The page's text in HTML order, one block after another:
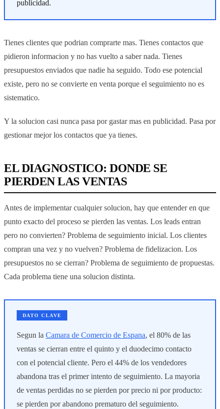
publicidad.
Tienes clientes que podrian comprarte mas. Tienes contactos que
pidieron informacion y no has vuelto a saber nada. Tienes
presupuestos enviados que nadie ha seguido. Todo ese potencial
existe, pero no se convierte en venta porque el seguimiento no es
sistematico.
Y la solucion casi nunca pasa por gastar mas en publicidad. Pasa por
gestionar mejor los contactos que ya tienes.
EL DIAGNOSTICO: DONDE SE
PIERDEN LAS VENTAS
Antes de implementar cualquier solucion, hay que entender en que
punto exacto del proceso se pierden las ventas. Los leads entran
pero no convierten? Problema de seguimiento inicial. Los clientes
compran una vez y no vuelven? Problema de fidelizacion. Los
presupuestos no se cierran? Problema de seguimiento de propuestas.
Cada problema tiene una solucion distinta.
DATO CLAVE
Segun la Camara de Comercio de Espana, el 80% de las
ventas se cierran entre el quinto y el duodecimo contacto
con el potencial cliente. Pero el 44% de los vendedores
abandona tras el primer intento de seguimiento. La mayoria
de ventas perdidas no se pierden por precio ni por producto:
se pierden por abandono prematuro del seguimiento.